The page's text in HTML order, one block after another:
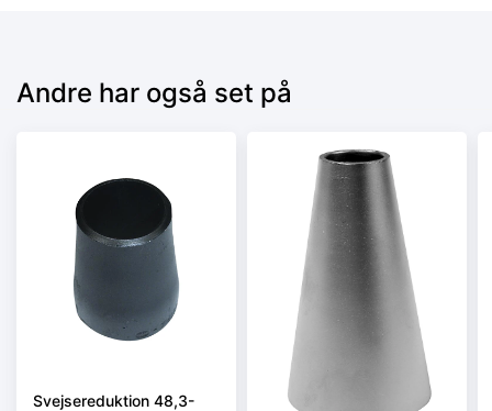
Andre har også set på
Svejsereduktion 48,3-